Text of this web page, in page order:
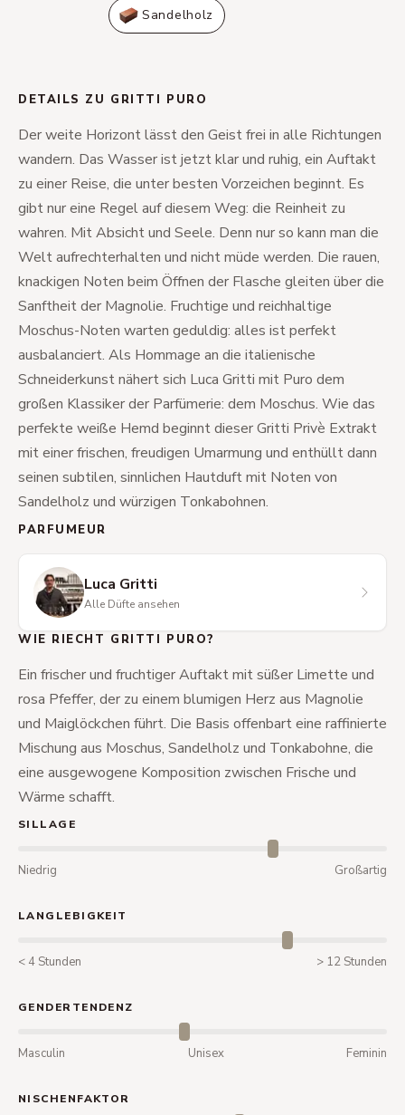
Sandelholz
DETAILS ZU GRITTI PURO
Der weite Horizont lässt den Geist frei in alle Richtungen
wandern. Das Wasser ist jetzt klar und ruhig, ein Auftakt
zu einer Reise, die unter besten Vorzeichen beginnt. Es
gibt nur eine Regel auf diesem Weg: die Reinheit zu
wahren. Mit Absicht und Seele. Denn nur so kann man die
Welt aufrechterhalten und nicht müde werden. Die rauen,
knackigen Noten beim Öffnen der Flasche gleiten über die
Sanftheit der Magnolie. Fruchtige und reichhaltige
Moschus-Noten warten geduldig: alles ist perfekt
ausbalanciert. Als Hommage an die italienische
Schneiderkunst nähert sich Luca Gritti mit Puro dem
großen Klassiker der Parfümerie: dem Moschus. Wie das
perfekte weiße Hemd beginnt dieser Gritti Privè Extrakt
mit einer frischen, freudigen Umarmung und enthüllt dann
seinen subtilen, sinnlichen Hautduft mit Noten von
Sandelholz und würzigen Tonkabohnen.
PARFUMEUR
Luca Gritti
Alle Düfte ansehen
WIE RIECHT GRITTI PURO?
Ein frischer und fruchtiger Auftakt mit süßer Limette und
rosa Pfeffer, der zu einem blumigen Herz aus Magnolie
und Maiglöckchen führt. Die Basis offenbart eine raffinierte
Mischung aus Moschus, Sandelholz und Tonkabohne, die
eine ausgewogene Komposition zwischen Frische und
Wärme schafft.
SILLAGE
Niedrig Großartig
LANGLEBIGKEIT
< 4 Stunden > 12 Stunden
GENDERTENDENZ
Masculin Unisex Feminin
NISCHENFAKTOR